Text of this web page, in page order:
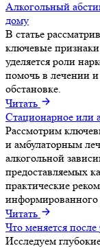
Алкогольный
дому
В статье
ключевые
уделяется роли
помочь в лечении
обстановке.
Читать
Стационарное или
Рассмотрим
и амбулаторным
алкогольной
предоставляемых
практические
Читать
Что меняется
Исследуем